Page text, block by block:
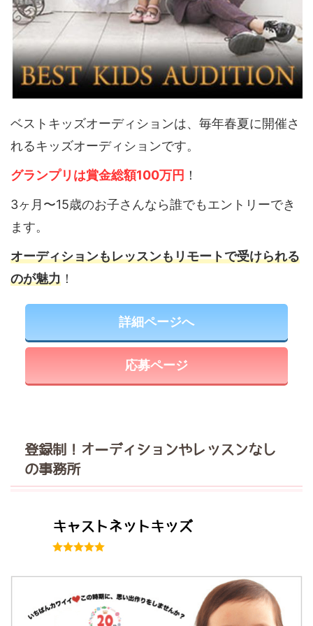
ベストキッズオーディションは、毎年春夏に開催さ
れるキッズオーディションです。
グランプリは賞金総額100万円 ！
3ヶ月〜15歳のお子さんなら誰でもエントリーでき
ます。
オーディションもレッスンもリモートで受けられる
のが魅力 ！
詳細ページへ
応募ページ
登録制！オーディションやレッスンなし
の事務所
キャストネットキッズ